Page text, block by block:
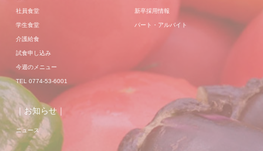
社員食堂
学生食堂
介護給食
試食申し込み
今週のメニュー
TEL 0774-53-6001
新卒採用情報
パート・アルバイト
｜お知らせ｜
ニュース